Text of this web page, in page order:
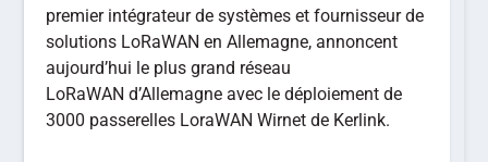
premier intégrateur de systèmes et fournisseur de
solutions LoRaWAN en Allemagne, annoncent
aujourd’hui le plus grand réseau
LoRaWAN d’Allemagne avec le déploiement de
3000 passerelles LoraWAN Wirnet de Kerlink.